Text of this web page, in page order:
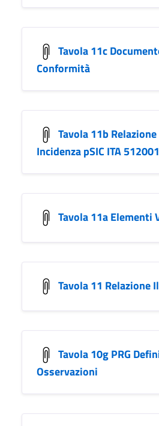
Tavola 11c
Conformità
Tavola 11b
Incidenza pSIC ITA
Tavola 11a Elementi
Tavola 11 Relazione
Tavola 10g PRG
Osservazioni